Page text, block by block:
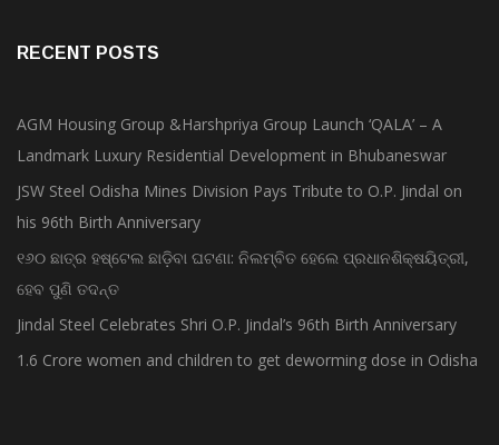
RECENT POSTS
AGM Housing Group &Harshpriya Group Launch ‘QALA’ – A
Landmark Luxury Residential Development in Bhubaneswar
JSW Steel Odisha Mines Division Pays Tribute to O.P. Jindal on
his 96th Birth Anniversary
୧୬୦ ଛାତ୍ର ହଷ୍ଟେଲ ଛାଡ଼ିବା ଘଟଣା: ନିଲମ୍ବିତ ହେଲେ ପ୍ରଧାନଶିକ୍ଷୟିତ୍ରୀ,
ହେବ ପୁଣି ତଦନ୍ତ
Jindal Steel Celebrates Shri O.P. Jindal’s 96th Birth Anniversary
1.6 Crore women and children to get deworming dose in Odisha